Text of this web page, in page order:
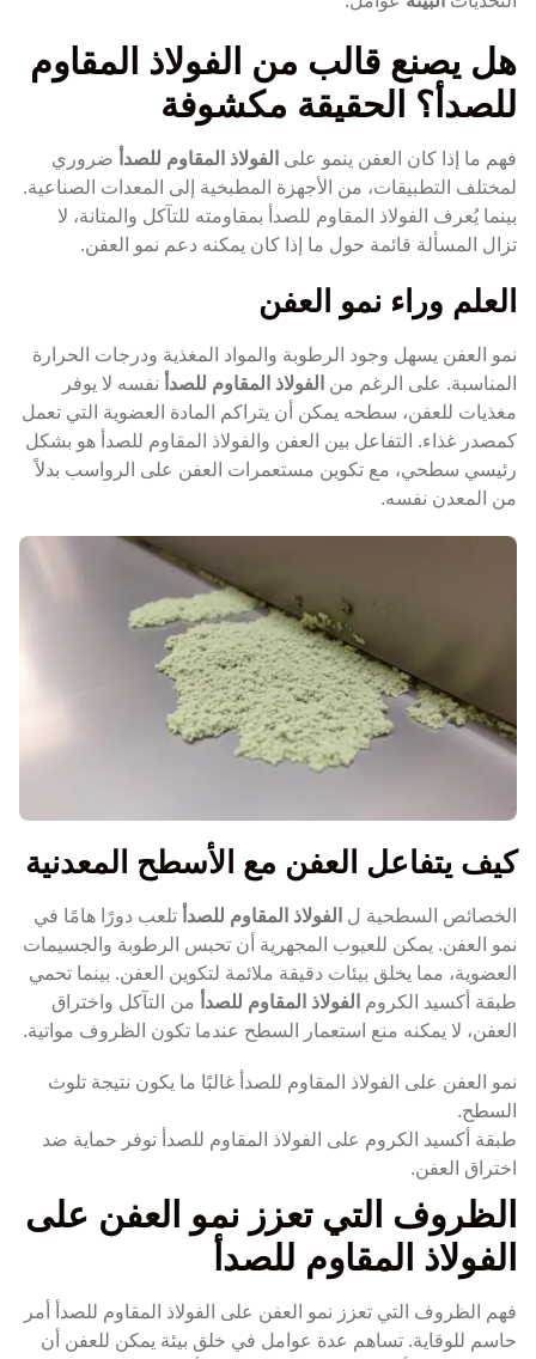
هل يصنع قالب من الفولاذ المقاوم
للصدأ؟ الحقيقة مكشوفة
فهم ما إذا كان العفن ينمو على الفولاذ المقاوم للصدأ ضروري
لمختلف التطبيقات، من الأجهزة المطبخية إلى المعدات الصناعية.
بينما يُعرف الفولاذ المقاوم للصدأ بمقاومته للتآكل والمتانة، لا
تزال المسألة قائمة حول ما إذا كان يمكنه دعم نمو العفن.
العلم وراء نمو العفن
نمو العفن يسهل وجود الرطوبة والمواد المغذية ودرجات الحرارة
المناسبة. على الرغم من الفولاذ المقاوم للصدأ نفسه لا يوفر
مغذيات للعفن، سطحه يمكن أن يتراكم المادة العضوية التي تعمل
كمصدر غذاء. التفاعل بين العفن والفولاذ المقاوم للصدأ هو بشكل
رئيسي سطحي، مع تكوين مستعمرات العفن على الرواسب بدلاً
من المعدن نفسه.
كيف يتفاعل العفن مع الأسطح المعدنية
الخصائص السطحية ل الفولاذ المقاوم للصدأ تلعب دورًا هامًا في
نمو العفن. يمكن للعيوب المجهرية أن تحبس الرطوبة والجسيمات
العضوية، مما يخلق بيئات دقيقة ملائمة لتكوين العفن. بينما تحمي
طبقة أكسيد الكروم الفولاذ المقاوم للصدأ من التآكل واختراق
العفن، لا يمكنه منع استعمار السطح عندما تكون الظروف مواتية.
نمو العفن على الفولاذ المقاوم للصدأ غالبًا ما يكون نتيجة تلوث
السطح.
طبقة أكسيد الكروم على الفولاذ المقاوم للصدأ توفر حماية ضد
اختراق العفن.
الظروف التي تعزز نمو العفن على
الفولاذ المقاوم للصدأ
فهم الظروف التي تعزز نمو العفن على الفولاذ المقاوم للصدأ أمر
حاسم للوقاية. تساهم عدة عوامل في خلق بيئة يمكن للعفن أن